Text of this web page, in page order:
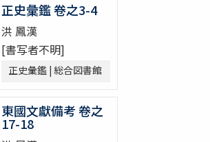
正史彙鑑 卷之3-4
洪 鳳漢
[書写者不明]
正史彙鑑 | 総合図書館
東國文獻備考 卷之
17-18